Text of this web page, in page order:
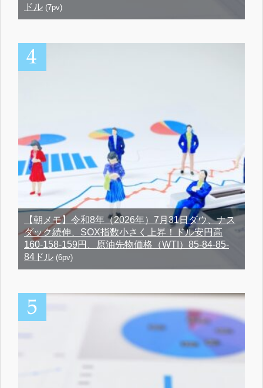
ドル (7pv)
【朝メモ】令和8年（2026年）7月31日ダウ、ナス
ダック続伸、SOX指数小さく上昇！ドル安円高
160-158-159円、原油先物価格（WTI）85-84-85-
84ドル (6pv)